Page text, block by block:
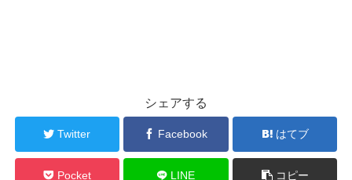
シェアする
Twitter Facebook はてブ
Pocket LINE コピー